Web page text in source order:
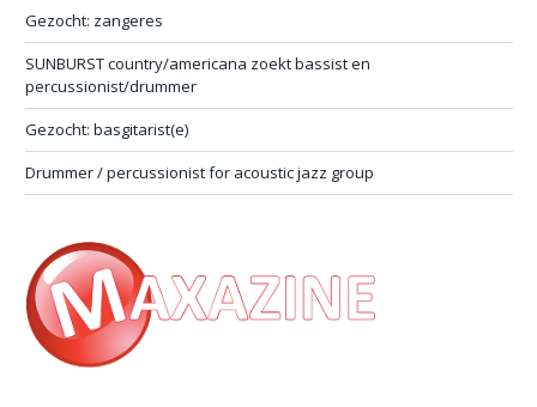
Gezocht: zangeres
SUNBURST country/americana zoekt bassist en
percussionist/drummer
Gezocht: basgitarist(e)
Drummer / percussionist for acoustic jazz group